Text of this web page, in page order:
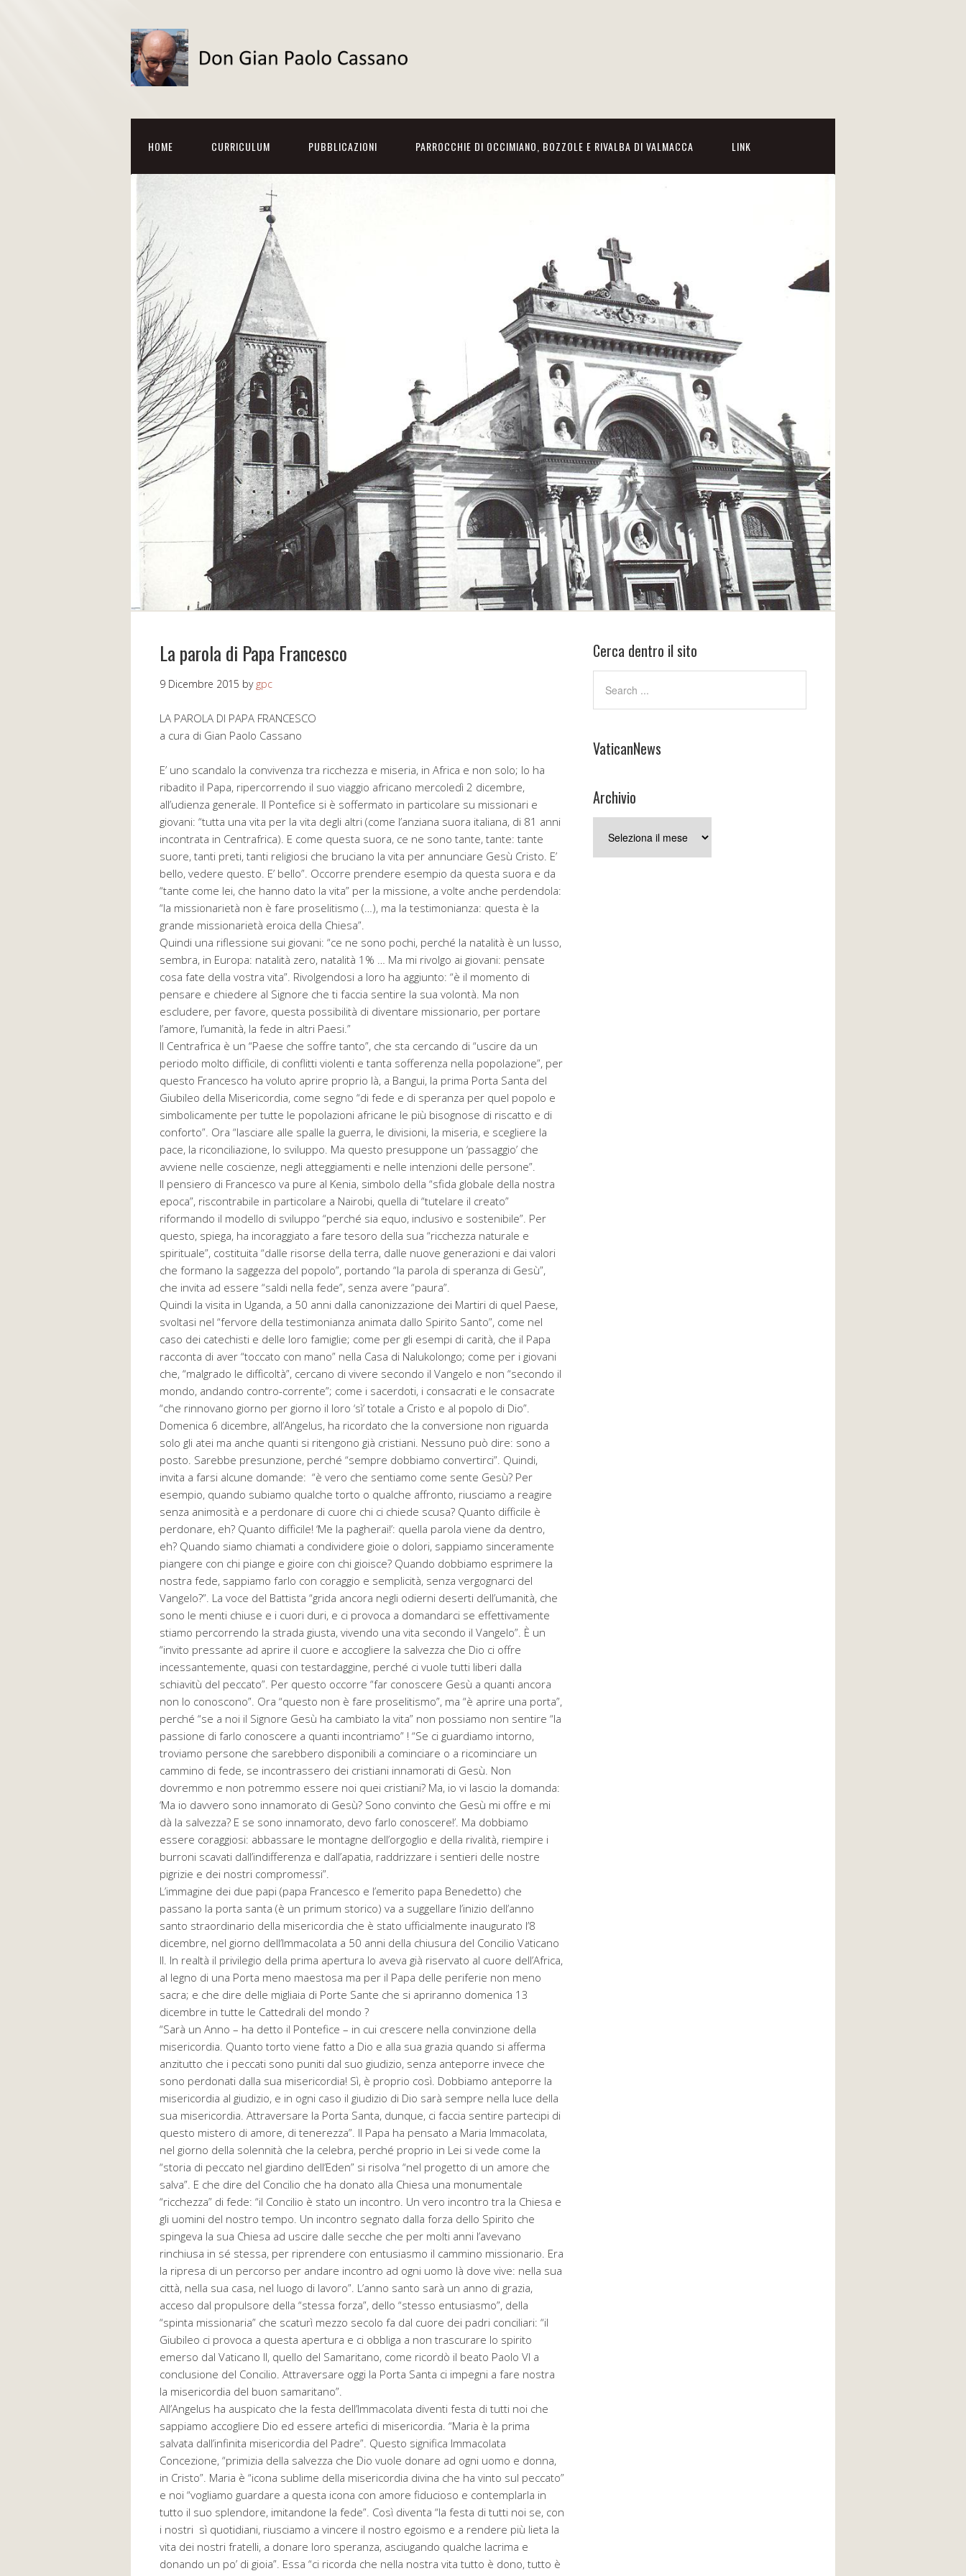
HOME CURRICULUM PUBBLICAZIONI PARROCCHIE DI OCCIMIANO, BOZZOLE E RIVALBA DI VALMACCA LINK
La parola di Papa Francesco
9 Dicembre 2015 by gpc
LA PAROLA DI PAPA FRANCESCO
a cura di Gian Paolo Cassano
E’ uno scandalo la convivenza tra ricchezza e miseria, in Africa e non solo; lo ha
ribadito il Papa, ripercorrendo il suo viaggio africano mercoledì 2 dicembre,
all’udienza generale. Il Pontefice si è soffermato in particolare su missionari e
giovani: “tutta una vita per la vita degli altri (come l’anziana suora italiana, di 81 anni
incontrata in Centrafrica). E come questa suora, ce ne sono tante, tante: tante
suore, tanti preti, tanti religiosi che bruciano la vita per annunciare Gesù Cristo. E’
bello, vedere questo. E’ bello”. Occorre prendere esempio da questa suora e da
“tante come lei, che hanno dato la vita” per la missione, a volte anche perdendola:
“la missionarietà non è fare proselitismo (…), ma la testimonianza: questa è la
grande missionarietà eroica della Chiesa”.
Quindi una riflessione sui giovani: “ce ne sono pochi, perché la natalità è un lusso,
sembra, in Europa: natalità zero, natalità 1% … Ma mi rivolgo ai giovani: pensate
cosa fate della vostra vita”. Rivolgendosi a loro ha aggiunto: “è il momento di
pensare e chiedere al Signore che ti faccia sentire la sua volontà. Ma non
escludere, per favore, questa possibilità di diventare missionario, per portare
l’amore, l’umanità, la fede in altri Paesi.”
Il Centrafrica è un “Paese che soffre tanto”, che sta cercando di “uscire da un
periodo molto difficile, di conflitti violenti e tanta sofferenza nella popolazione”, per
questo Francesco ha voluto aprire proprio là, a Bangui, la prima Porta Santa del
Giubileo della Misericordia, come segno “di fede e di speranza per quel popolo e
simbolicamente per tutte le popolazioni africane le più bisognose di riscatto e di
conforto”. Ora “lasciare alle spalle la guerra, le divisioni, la miseria, e scegliere la
pace, la riconciliazione, lo sviluppo. Ma questo presuppone un ‘passaggio’ che
avviene nelle coscienze, negli atteggiamenti e nelle intenzioni delle persone”.
Il pensiero di Francesco va pure al Kenia, simbolo della “sfida globale della nostra
epoca”, riscontrabile in particolare a Nairobi, quella di “tutelare il creato”
riformando il modello di sviluppo “perché sia equo, inclusivo e sostenibile”. Per
questo, spiega, ha incoraggiato a fare tesoro della sua “ricchezza naturale e
spirituale”, costituita “dalle risorse della terra, dalle nuove generazioni e dai valori
che formano la saggezza del popolo”, portando “la parola di speranza di Gesù”,
che invita ad essere “saldi nella fede”, senza avere “paura”.
Quindi la visita in Uganda, a 50 anni dalla canonizzazione dei Martiri di quel Paese,
svoltasi nel “fervore della testimonianza animata dallo Spirito Santo”, come nel
caso dei catechisti e delle loro famiglie; come per gli esempi di carità, che il Papa
racconta di aver “toccato con mano” nella Casa di Nalukolongo; come per i giovani
che, “malgrado le difficoltà”, cercano di vivere secondo il Vangelo e non “secondo il
mondo, andando contro-corrente”; come i sacerdoti, i consacrati e le consacrate
“che rinnovano giorno per giorno il loro ‘sì’ totale a Cristo e al popolo di Dio”.
Domenica 6 dicembre, all’Angelus, ha ricordato che la conversione non riguarda
solo gli atei ma anche quanti si ritengono già cristiani. Nessuno può dire: sono a
posto. Sarebbe presunzione, perché “sempre dobbiamo convertirci”. Quindi,
invita a farsi alcune domande: “è vero che sentiamo come sente Gesù? Per
esempio, quando subiamo qualche torto o qualche affronto, riusciamo a reagire
senza animosità e a perdonare di cuore chi ci chiede scusa? Quanto difficile è
perdonare, eh? Quanto difficile! ‘Me la pagherai!’: quella parola viene da dentro,
eh? Quando siamo chiamati a condividere gioie o dolori, sappiamo sinceramente
piangere con chi piange e gioire con chi gioisce? Quando dobbiamo esprimere la
nostra fede, sappiamo farlo con coraggio e semplicità, senza vergognarci del
Vangelo?”. La voce del Battista “grida ancora negli odierni deserti dell’umanità, che
sono le menti chiuse e i cuori duri, e ci provoca a domandarci se effettivamente
stiamo percorrendo la strada giusta, vivendo una vita secondo il Vangelo”. È un
“invito pressante ad aprire il cuore e accogliere la salvezza che Dio ci offre
incessantemente, quasi con testardaggine, perché ci vuole tutti liberi dalla
schiavitù del peccato”. Per questo occorre “far conoscere Gesù a quanti ancora
non lo conoscono”. Ora “questo non è fare proselitismo”, ma “è aprire una porta”,
perché “se a noi il Signore Gesù ha cambiato la vita” non possiamo non sentire “la
passione di farlo conoscere a quanti incontriamo” ! “Se ci guardiamo intorno,
troviamo persone che sarebbero disponibili a cominciare o a ricominciare un
cammino di fede, se incontrassero dei cristiani innamorati di Gesù. Non
dovremmo e non potremmo essere noi quei cristiani? Ma, io vi lascio la domanda:
‘Ma io davvero sono innamorato di Gesù? Sono convinto che Gesù mi offre e mi
dà la salvezza? E se sono innamorato, devo farlo conoscere!’. Ma dobbiamo
essere coraggiosi: abbassare le montagne dell’orgoglio e della rivalità, riempire i
burroni scavati dall’indifferenza e dall’apatia, raddrizzare i sentieri delle nostre
pigrizie e dei nostri compromessi”.
L’immagine dei due papi (papa Francesco e l’emerito papa Benedetto) che
passano la porta santa (è un primum storico) va a suggellare l’inizio dell’anno
santo straordinario della misericordia che è stato ufficialmente inaugurato l’8
dicembre, nel giorno dell’Immacolata a 50 anni della chiusura del Concilio Vaticano
II. In realtà il privilegio della prima apertura lo aveva già riservato al cuore dell’Africa,
al legno di una Porta meno maestosa ma per il Papa delle periferie non meno
sacra; e che dire delle migliaia di Porte Sante che si apriranno domenica 13
dicembre in tutte le Cattedrali del mondo ?
“Sarà un Anno – ha detto il Pontefice – in cui crescere nella convinzione della
misericordia. Quanto torto viene fatto a Dio e alla sua grazia quando si afferma
anzitutto che i peccati sono puniti dal suo giudizio, senza anteporre invece che
sono perdonati dalla sua misericordia! Sì, è proprio così. Dobbiamo anteporre la
misericordia al giudizio, e in ogni caso il giudizio di Dio sarà sempre nella luce della
sua misericordia. Attraversare la Porta Santa, dunque, ci faccia sentire partecipi di
questo mistero di amore, di tenerezza”. Il Papa ha pensato a Maria Immacolata,
nel giorno della solennità che la celebra, perché proprio in Lei si vede come la
“storia di peccato nel giardino dell’Eden” si risolva “nel progetto di un amore che
salva”. E che dire del Concilio che ha donato alla Chiesa una monumentale
“ricchezza” di fede: “il Concilio è stato un incontro. Un vero incontro tra la Chiesa e
gli uomini del nostro tempo. Un incontro segnato dalla forza dello Spirito che
spingeva la sua Chiesa ad uscire dalle secche che per molti anni l’avevano
rinchiusa in sé stessa, per riprendere con entusiasmo il cammino missionario. Era
la ripresa di un percorso per andare incontro ad ogni uomo là dove vive: nella sua
città, nella sua casa, nel luogo di lavoro”. L’anno santo sarà un anno di grazia,
acceso dal propulsore della “stessa forza”, dello “stesso entusiasmo”, della
“spinta missionaria” che scaturì mezzo secolo fa dal cuore dei padri conciliari: “il
Giubileo ci provoca a questa apertura e ci obbliga a non trascurare lo spirito
emerso dal Vaticano II, quello del Samaritano, come ricordò il beato Paolo VI a
conclusione del Concilio. Attraversare oggi la Porta Santa ci impegni a fare nostra
la misericordia del buon samaritano”.
All’Angelus ha auspicato che la festa dell’Immacolata diventi festa di tutti noi che
sappiamo accogliere Dio ed essere artefici di misericordia. “Maria è la prima
salvata dall’infinita misericordia del Padre”. Questo significa Immacolata
Concezione, “primizia della salvezza che Dio vuole donare ad ogni uomo e donna,
in Cristo”. Maria è “icona sublime della misericordia divina che ha vinto sul peccato”
e noi “vogliamo guardare a questa icona con amore fiducioso e contemplarla in
tutto il suo splendore, imitandone la fede”. Così diventa “la festa di tutti noi se, con
i nostri sì quotidiani, riusciamo a vincere il nostro egoismo e a rendere più lieta la
vita dei nostri fratelli, a donare loro speranza, asciugando qualche lacrima e
donando un po’ di gioia”. Essa “ci ricorda che nella nostra vita tutto è dono, tutto è
Cerca dentro il sito
VaticanNews
Archivio